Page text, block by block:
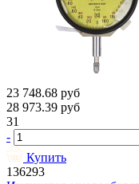
23 748.68 руб
28 973.39 руб
31
-
Купить
136293